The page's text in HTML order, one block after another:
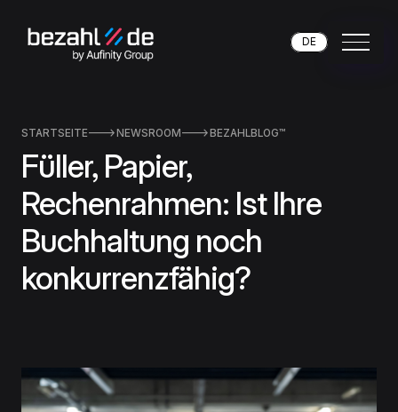
DE
STARTSEITENEWSROOMBEZAHLBLOG™
Füller, Papier,
Rechenrahmen: Ist Ihre
Buchhaltung noch
konkurrenzfähig?